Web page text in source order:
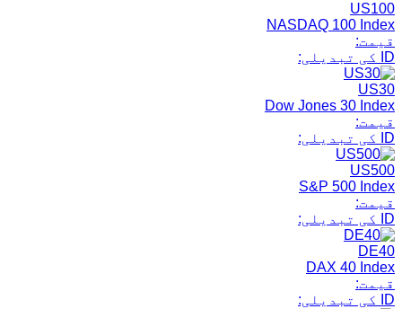
US100
NASDAQ 100 Index
قیمت:
ID کی تبدیلی:
US30
Dow Jones 30 Index
قیمت:
ID کی تبدیلی:
US500
S&P 500 Index
قیمت:
ID کی تبدیلی:
DE40
DAX 40 Index
قیمت:
ID کی تبدیلی: